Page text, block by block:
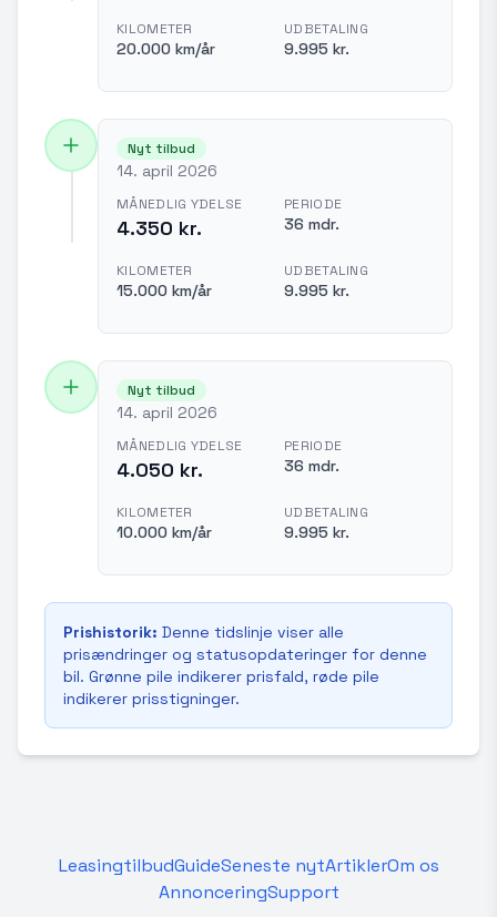
KILOMETER
20.000 km/år
UDBETALING
9.995 kr.
Nyt tilbud
14. april 2026
MÅNEDLIG YDELSE
4.350 kr.
PERIODE
36 mdr.
KILOMETER
15.000 km/år
UDBETALING
9.995 kr.
Nyt tilbud
14. april 2026
MÅNEDLIG YDELSE
4.050 kr.
PERIODE
36 mdr.
KILOMETER
10.000 km/år
UDBETALING
9.995 kr.
Prishistorik: Denne tidslinje viser alle
prisændringer og statusopdateringer for denne
bil. Grønne pile indikerer prisfald, røde pile
indikerer prisstigninger.
LeasingtilbudGuideSeneste nytArtiklerOm os
AnnonceringSupport